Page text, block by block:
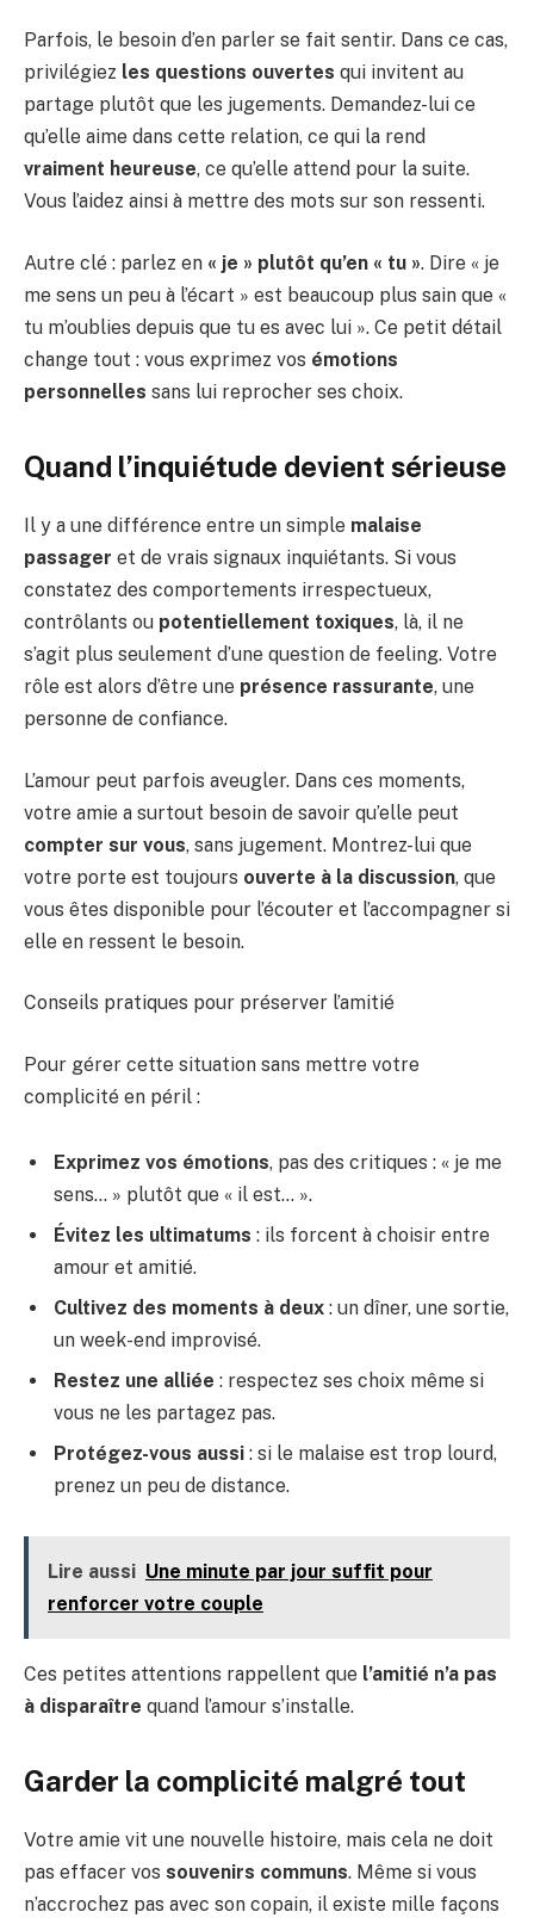
Parfois, le besoin d’en parler se fait sentir. Dans ce cas,
privilégiez les questions ouvertes qui invitent au
partage plutôt que les jugements. Demandez-lui ce
qu’elle aime dans cette relation, ce qui la rend
vraiment heureuse, ce qu’elle attend pour la suite.
Vous l’aidez ainsi à mettre des mots sur son ressenti.
Autre clé : parlez en « je » plutôt qu’en « tu ». Dire « je
me sens un peu à l’écart » est beaucoup plus sain que «
tu m’oublies depuis que tu es avec lui ». Ce petit détail
change tout : vous exprimez vos émotions
personnelles sans lui reprocher ses choix.
Quand l’inquiétude devient sérieuse
Il y a une différence entre un simple malaise
passager et de vrais signaux inquiétants. Si vous
constatez des comportements irrespectueux,
contrôlants ou potentiellement toxiques, là, il ne
s’agit plus seulement d’une question de feeling. Votre
rôle est alors d’être une présence rassurante, une
personne de confiance.
L’amour peut parfois aveugler. Dans ces moments,
votre amie a surtout besoin de savoir qu’elle peut
compter sur vous, sans jugement. Montrez-lui que
votre porte est toujours ouverte à la discussion, que
vous êtes disponible pour l’écouter et l’accompagner si
elle en ressent le besoin.
Conseils pratiques pour préserver l’amitié
Pour gérer cette situation sans mettre votre
complicité en péril :
Exprimez vos émotions, pas des critiques : « je me
sens… » plutôt que « il est… ».
Évitez les ultimatums : ils forcent à choisir entre
amour et amitié.
Cultivez des moments à deux : un dîner, une sortie,
un week-end improvisé.
Restez une alliée : respectez ses choix même si
vous ne les partagez pas.
Protégez-vous aussi : si le malaise est trop lourd,
prenez un peu de distance.
Lire aussi Une minute par jour suffit pour
renforcer votre couple
Ces petites attentions rappellent que l’amitié n’a pas
à disparaître quand l’amour s’installe.
Garder la complicité malgré tout
Votre amie vit une nouvelle histoire, mais cela ne doit
pas effacer vos souvenirs communs. Même si vous
n’accrochez pas avec son copain, il existe mille façons